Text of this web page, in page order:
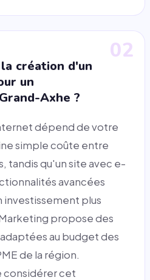
02
création d'un
un
Axhe ?
dépend de votre
simple coûte entre
tandis qu'un site avec e-
avancées
investissement plus
propose des
au budget des
de la région.
considérer cet